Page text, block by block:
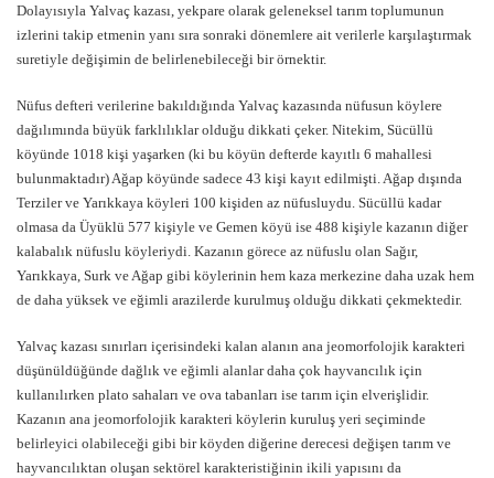
Dolayısıyla Yalvaç kazası, yekpare olarak geleneksel tarım toplumunun
izlerini takip etmenin yanı sıra sonraki dönemlere ait verilerle karşılaştırmak
suretiyle değişimin de belirlenebileceği bir örnektir.
Nüfus defteri verilerine bakıldığında Yalvaç kazasında nüfusun köylere
dağılımında büyük farklılıklar olduğu dikkati çeker. Nitekim, Sücüllü
köyünde 1018 kişi yaşarken (ki bu köyün defterde kayıtlı 6 mahallesi
bulunmaktadır) Ağap köyünde sadece 43 kişi kayıt edilmişti. Ağap dışında
Terziler ve Yarıkkaya köyleri 100 kişiden az nüfusluydu. Sücüllü kadar
olmasa da Üyüklü 577 kişiyle ve Gemen köyü ise 488 kişiyle kazanın diğer
kalabalık nüfuslu köyleriydi. Kazanın görece az nüfuslu olan Sağır,
Yarıkkaya, Surk ve Ağap gibi köylerinin hem kaza merkezine daha uzak hem
de daha yüksek ve eğimli arazilerde kurulmuş olduğu dikkati çekmektedir.
Yalvaç kazası sınırları içerisindeki kalan alanın ana jeomorfolojik karakteri
düşünüldüğünde dağlık ve eğimli alanlar daha çok hayvancılık için
kullanılırken plato sahaları ve ova tabanları ise tarım için elverişlidir.
Kazanın ana jeomorfolojik karakteri köylerin kuruluş yeri seçiminde
belirleyici olabileceği gibi bir köyden diğerine derecesi değişen tarım ve
hayvancılıktan oluşan sektörel karakteristiğinin ikili yapısını da